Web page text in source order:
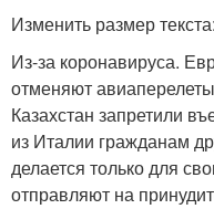
Изменить размер текста:
Из-за коронавируса.
отменяют
Казахстан запретили
из Италии гражданам
делается только для
отправляют на